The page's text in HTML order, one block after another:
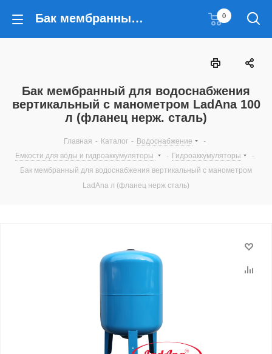
Бак мембранный для водоснабжения вертикальный с манометром LadAna 100 л (фланец нерж. сталь) 0
Бак мембранный для водоснабжения
вертикальный с манометром LadAna 100
л (фланец нерж. сталь)
Главная - Каталог - Водоснабжение
-
Емкости для воды и гидроаккумуляторы
- Гидроаккумуляторы
-
Бак мембранный для водоснабжения вертикальный с манометром
LadAna л (фланец нерж сталь)